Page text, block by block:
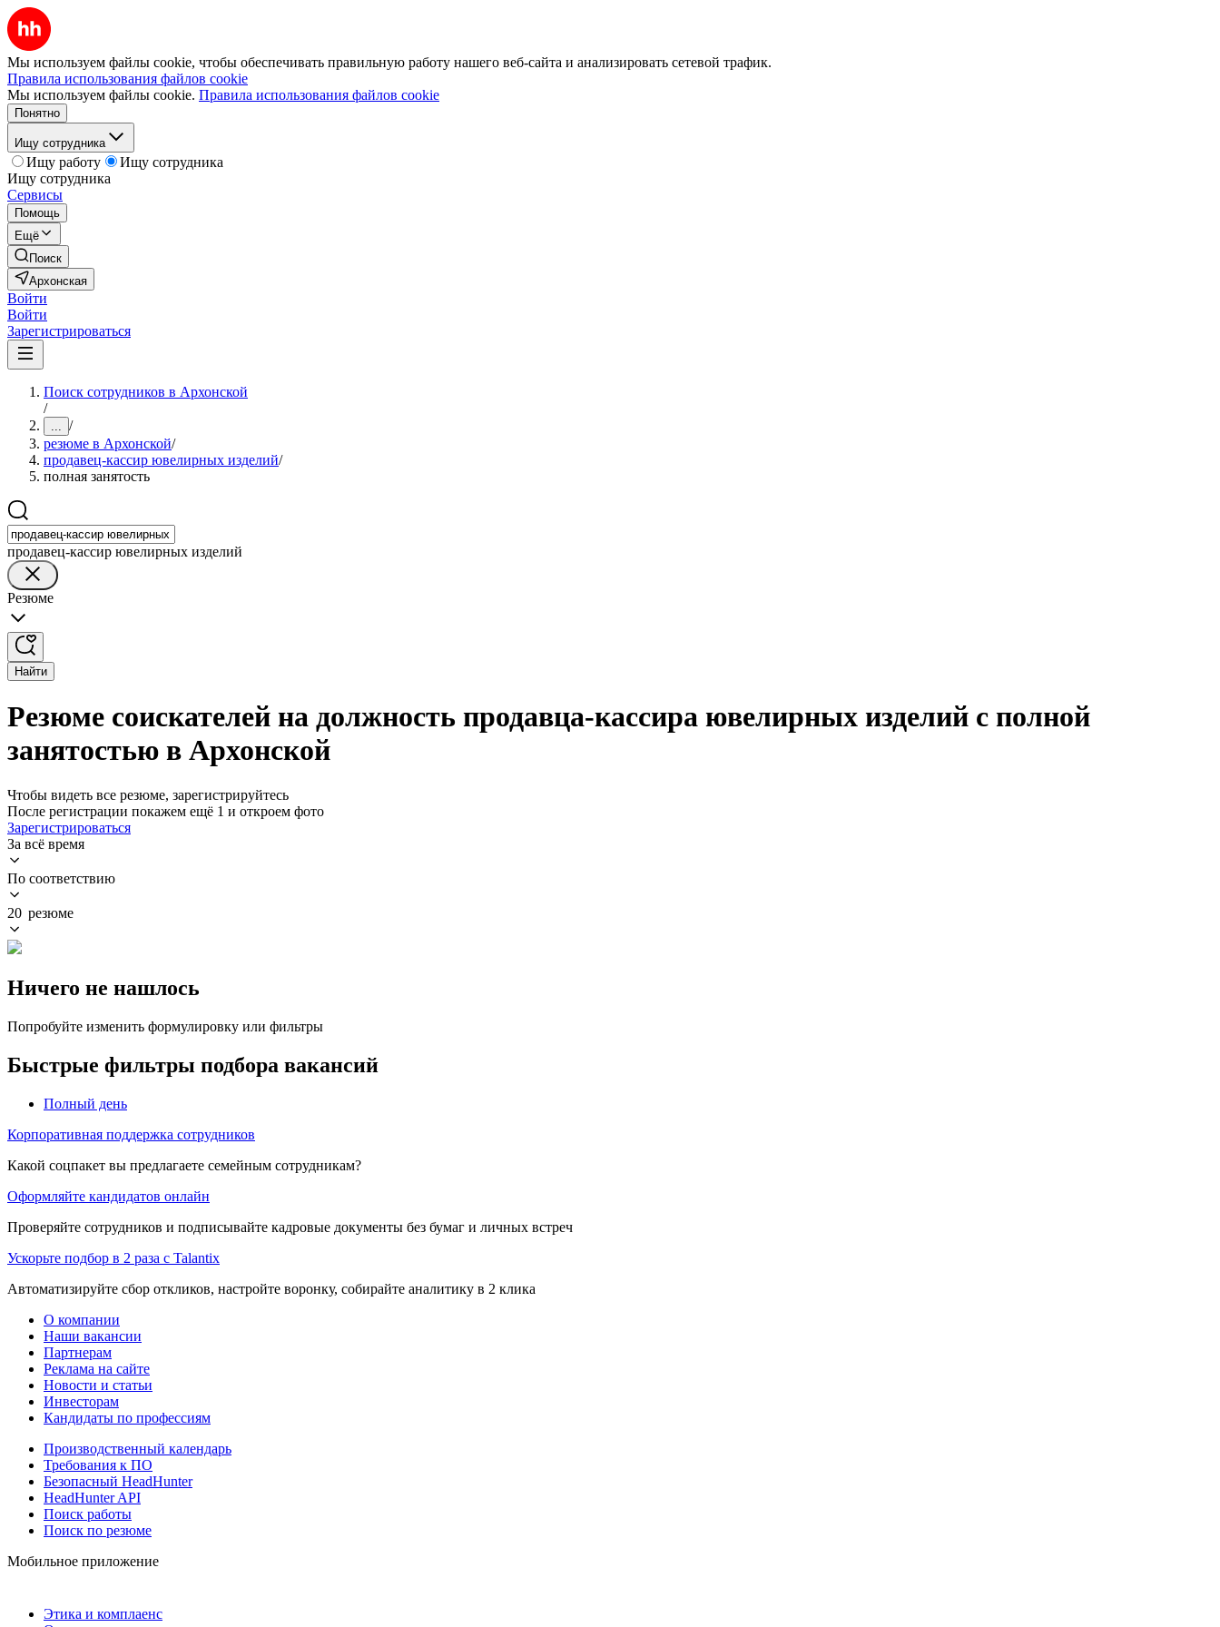
Мы используем файлы cookie, чтобы обеспечивать правильную работу нашего веб-сайта и анализировать сетевой трафик.
Правила использования файлов cookie
Мы используем файлы cookie. Правила использования файлов cookie
Понятно
Ищу сотрудника
Ищу работу
Ищу сотрудника
Ищу сотрудника
Сервисы
Помощь
Ещё
Поиск
Архонская
Войти
Войти
Зарегистрироваться
Поиск сотрудников в Архонской
/
... /
резюме в Архонской/
продавец-кассир ювелирных изделий/
полная занятость
продавец-кассир ювелирных изделий
Резюме
Найти
Резюме соискателей на должность продавца-кассира ювелирных изделий с полной
занятостью в Архонской
Чтобы видеть все резюме, зарегистрируйтесь
После регистрации покажем ещё 1 и откроем фото
Зарегистрироваться
За всё время
По соответствию
20 резюме
Ничего не нашлось
Попробуйте изменить формулировку или фильтры
Быстрые фильтры подбора вакансий
Полный день
Корпоративная поддержка сотрудников
Какой соцпакет вы предлагаете семейным сотрудникам?
Оформляйте кандидатов онлайн
Проверяйте сотрудников и подписывайте кадровые документы без бумаг и личных встреч
Ускорьте подбор в 2 раза с Talantix
Автоматизируйте сбор откликов, настройте воронку, собирайте аналитику в 2 клика
О компании
Наши вакансии
Партнерам
Реклама на сайте
Новости и статьи
Инвесторам
Кандидаты по профессиям
Производственный календарь
Требования к ПО
Безопасный HeadHunter
HeadHunter API
Поиск работы
Поиск по резюме
Мобильное приложение
Этика и комплаенс